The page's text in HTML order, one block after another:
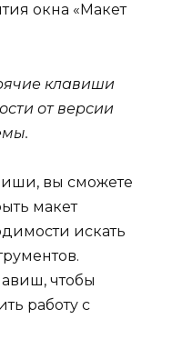
окна «Макет
клавиши
от версии
вы сможете
макет
искать
чтобы
работу с